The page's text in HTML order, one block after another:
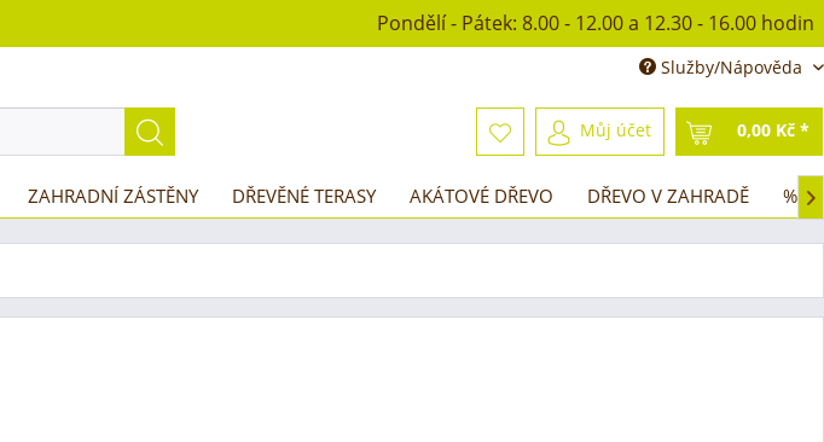
Pondělí - Pátek: 8.00 - 12.00 a 12.30 - 16.00 hodin
Služby/Nápověda
Můj účet 0,00 Kč *
ZAHRADNÍ ZÁSTĚNY DŘEVĚNÉ TERASY AKÁTOVÉ DŘEVO DŘEVO V ZAHRADĚ % 